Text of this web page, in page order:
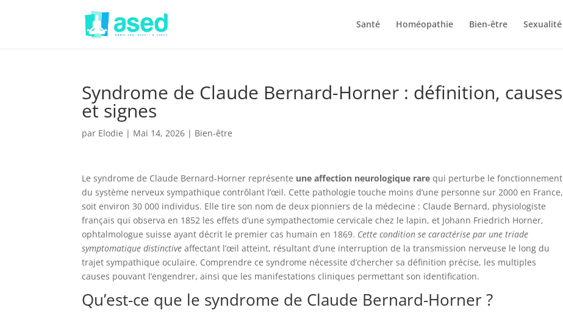
Santé Homéopathie Bien-être Sexualité
Syndrome de Claude Bernard-Horner : définition, causes
et signes
par Elodie | Mai 14, 2026 | Bien-être
Le syndrome de Claude Bernard-Horner représente une affection neurologique rare qui perturbe le fonctionnement
du système nerveux sympathique contrôlant l’œil. Cette pathologie touche moins d’une personne sur 2000 en France,
soit environ 30 000 individus. Elle tire son nom de deux pionniers de la médecine : Claude Bernard, physiologiste
français qui observa en 1852 les effets d’une sympathectomie cervicale chez le lapin, et Johann Friedrich Horner,
ophtalmologue suisse ayant décrit le premier cas humain en 1869. Cette condition se caractérise par une triade
symptomatique distinctive affectant l’œil atteint, résultant d’une interruption de la transmission nerveuse le long du
trajet sympathique oculaire. Comprendre ce syndrome nécessite d’chercher sa définition précise, les multiples
causes pouvant l’engendrer, ainsi que les manifestations cliniques permettant son identification.
Qu’est-ce que le syndrome de Claude Bernard-Horner ?